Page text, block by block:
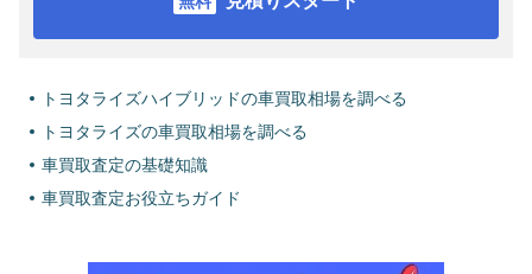
トヨタライズハイブリッドの車買取相場を調べる
トヨタライズの車買取相場を調べる
車買取査定の基礎知識
車買取査定お役立ちガイド